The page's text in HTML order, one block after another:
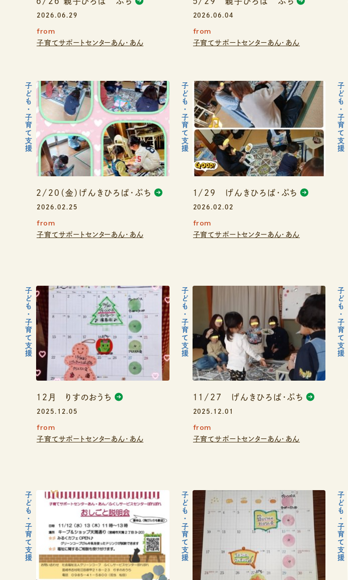
2026.06.29
from
子育てサポートセンターあん・あん
2026.06.04
from
子育てサポートセンターあん・あん
2/20（金）げんきひろば・ぷち
2026.02.25
from
子育てサポートセンターあん・あん
子ども・子育て支援
1/29 げんきひろば・ぷち
2026.02.02
from
子育てサポートセンターあん・あん
子ども・子育て支援 子ども・子育て支援
12月 りすのおうち
2025.12.05
from
子育てサポートセンターあん・あん
子ども・子育て支援
11/27 げんきひろば・ぷち
2025.12.01
from
子育てサポートセンターあん・あん
子ども・子育て支援 子ども・子育て支援
子ども・子育て支援 子ども・子育て支援 子ども・子育て支援